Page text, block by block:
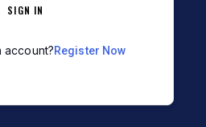
SIGN IN
account?Register Now